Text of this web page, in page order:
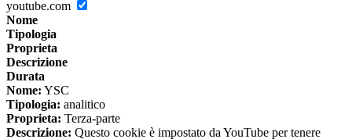
youtube.com
Nome
Tipologia
Proprieta
Descrizione
Durata
Nome: YSC
Tipologia: analitico
Proprieta: Terza-parte
Descrizione: Questo cookie è impostato da YouTube per tenere